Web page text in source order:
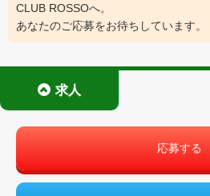
CLUB ROSSOへ。
あなたのご応募をお待ちしています。
求人
応募する